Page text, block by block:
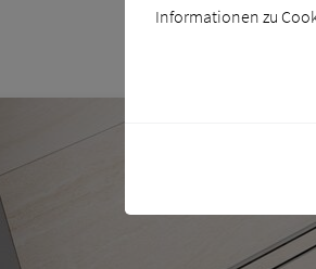
Informationen zu